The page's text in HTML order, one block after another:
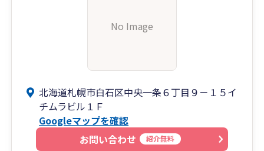
No Image
北海道札幌市白石区中央一条６丁目９－１５イ
チムラビル１Ｆ
Googleマップを確認
お問い合わせ
紹介無料